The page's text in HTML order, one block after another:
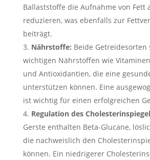
Ballaststoffe die Aufnahme von Fett
reduzieren, was ebenfalls zur
beiträgt.
Nährstoffe: Beide
wichtigen Nährstoffen wie
und Antioxidantien, die eine
unterstützen können. Eine
ist wichtig für einen erfolgreichen
Regulation des
Gerste enthalten Beta-Glucane,
die nachweislich den
können. Ein niedrigerer